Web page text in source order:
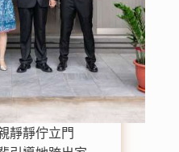
靜靜佇立門